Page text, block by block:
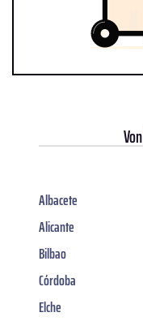
Von
Albacete
Alicante
Bilbao
Córdoba
Elche